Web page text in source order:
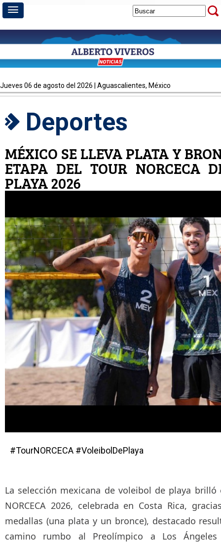
jueves 06 de agosto del 2026 | Aguascalientes, México
Deportes
MÉXICO SE LLEVA PLATA Y
ETAPA DEL TOUR NORCECA
PLAYA 2026
#TourNORCECA #VoleibolDePlaya
La selección mexicana de voleibol de playa
NORCECA 2026, celebrada en Costa Rica,
medallas (una plata y un bronce), destacado
camino rumbo al Preolímpico a Los